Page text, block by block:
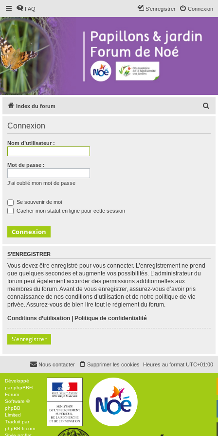
FAQ Connexion
S’enregistrer
Index du forum
Connexion
Nom d’utilisateur :
Mot de passe :
J’ai oublié mon mot de passe
Se souvenir de moi
Cacher mon statut en ligne pour cette session
S’ENREGISTRER
Vous devez être enregistré pour vous connecter. L’enregistrement ne prend
que quelques secondes et augmente vos possibilités. L’administrateur du
forum peut également accorder des permissions additionnelles aux
membres du forum. Avant de vous enregistrer, assurez-vous d’avoir pris
connaissance de nos conditions d’utilisation et de notre politique de vie
privée. Assurez-vous de bien lire tout le règlement du forum.
Conditions d’utilisation | Politique de confidentialité
S’enregistrer
Heures au format UTC+01:00
Supprimer les cookies
Nous contacter
Développé
parphpBB®
Forum
Software ©
phpBB
Limited
Traduit par
phpBB-fr.com